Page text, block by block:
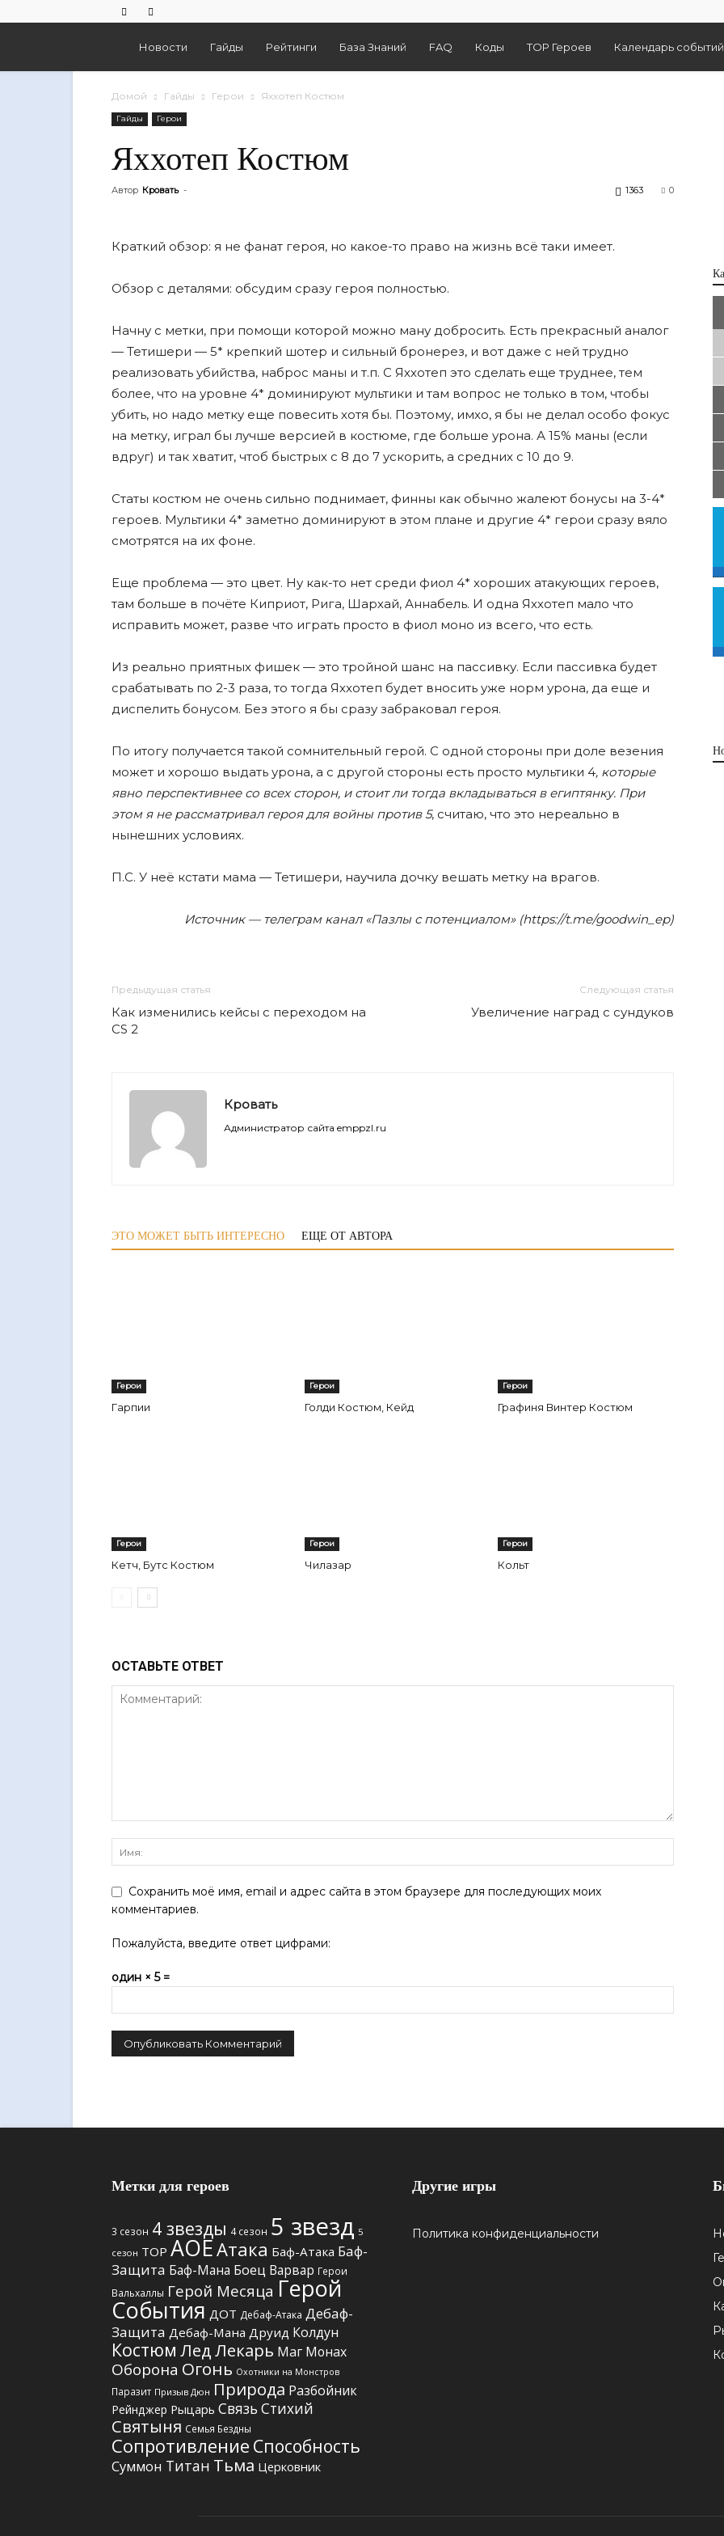
Empires
And
Новости Гайды Рейтинги База Знаний FAQ Коды TOP Героев Календарь событий
Домой Гайды Герои Яххотеп Костюм
Гайды Герои
Яххотеп Костюм
Автор Кровать - 0
1363
Краткий обзор: я не фанат героя, но какое-то право на жизнь всë таки имеет.
Обзор с деталями: обсудим сразу героя полностью.
Начну с метки, при помощи которой можно ману добросить. Есть прекрасный аналог
— Тетишери — 5* крепкий шотер и сильный бронерез, и вот даже с ней трудно
реализовать убийства, наброс маны и т.п. С Яххотеп это сделать еще труднее, тем
более, что на уровне 4* доминируют мультики и там вопрос не только в том, чтобы
убить, но надо метку еще повесить хотя бы. Поэтому, имхо, я бы не делал особо фокус
на метку, играл бы лучше версией в костюме, где больше урона. А 15% маны (если
вдруг) и так хватит, чтоб быстрых с 8 до 7 ускорить, а средних с 10 до 9.
Статы костюм не очень сильно поднимает, финны как обычно жалеют бонусы на 3-4*
героев. Мультики 4* заметно доминируют в этом плане и другие 4* герои сразу вяло
смотрятся на их фоне.
Еще проблема — это цвет. Ну как-то нет среди фиол 4* хороших атакующих героев,
там больше в почёте Киприот, Рига, Шархай, Аннабель. И одна Яххотеп мало что
исправить может, разве что играть просто в фиол моно из всего, что есть.
Из реально приятных фишек — это тройной шанс на пассивку. Если пассивка будет
срабатывать по 2-3 раза, то тогда Яххотеп будет вносить уже норм урона, да еще и
диспелить бонусом. Без этого я бы сразу забраковал героя.
По итогу получается такой сомнительный герой. С одной стороны при доле везения
может и хорошо выдать урона, а с другой стороны есть просто мультики 4, которые
явно перспективнее со всех сторон, и стоит ли тогда вкладываться в египтянку. При
этом я не рассматривал героя для войны против 5, считаю, что это нереально в
нынешних условиях.
П.С. У неë кстати мама — Тетишери, научила дочку вешать метку на врагов.
Источник — телеграм канал «Пазлы с потенциалом» (https://t.me/goodwin_ep)
Предыдущая статья
Как изменились кейсы с переходом на
CS 2
Следующая статья
Увеличение наград с сундуков
Кровать
Администратор сайта emppzl.ru
ЭТО МОЖЕТ БЫТЬ ИНТЕРЕСНО ЕЩЕ ОТ АВТОРА
Герои
Гарпии
Герои
Голди Костюм, Кейд
Герои
Графиня Винтер Костюм
Герои
Кетч, Бутс Костюм
Герои
Чилазар
Герои
Кольт
ОСТАВЬТЕ ОТВЕТ
Сохранить моё имя, email и адрес сайта в этом браузере для последующих моих
комментариев.
Пожалуйста, введите ответ цифрами:
один × 5 =
Метки для героев
3 сезон 4 звезды 4 сезон 5 звезд 5
сезон TOP АОЕАтака Баф-Атака Баф-
Защита Баф-Мана Боец Варвар Герои
Вальхаллы Герой Месяца Герой
События ДОТ Дебаф-Атака Дебаф-
Защита Дебаф-Мана Друид Колдун
Костюм ЛедЛекарь Маг Монах
Оборона Огонь Охотники на Монстров
Паразит Призыв Дюн Природа Разбойник
Рейнджер Рыцарь Связь Стихий
Святыня Семья Бездны
Сопротивление Способность
Суммон Титан Тьма Церковник
Другие игры
Политика конфиденциальности